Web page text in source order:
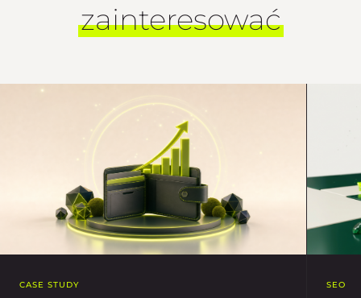
zainteresować
CASE STUDY SEO